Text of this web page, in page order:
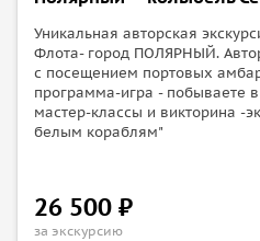
Уникальная авторская
Флота- город ПОЛЯРНЫЙ.
с посещением портовых
программа-игра - побываете
мастер-классы и викторина -
белым кораблям"
26 500 ₽
за экскурсию